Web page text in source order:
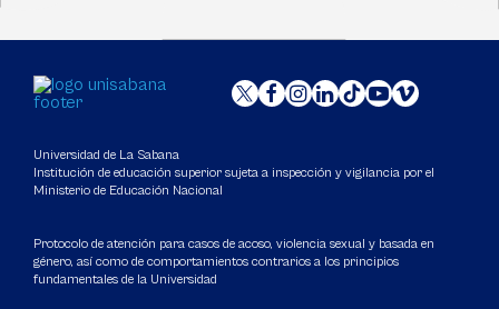
Universidad de La Sabana
Institución de educación superior sujeta a inspección y vigilancia por el
Ministerio de Educación Nacional
Protocolo de atención para casos de acoso, violencia sexual y basada en
género, así como de comportamientos contrarios a los principios
fundamentales de la Universidad